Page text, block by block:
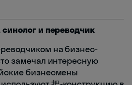
и переводчик
на бизнес-
замечал интересную
бизнесмены